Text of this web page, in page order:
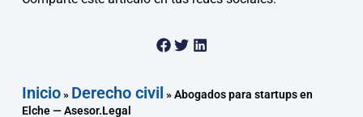
Inicio» Derecho civil »Abogados para startups en
Elche — Asesor.Legal